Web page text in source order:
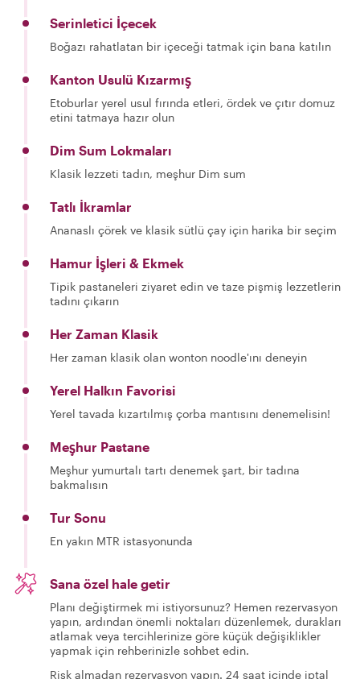
Serinletici İçecek
Boğazı rahatlatan bir içeceği tatmak için bana katılın
Kanton Usulü Kızarmış
Etoburlar yerel usul fırında etleri, ördek ve çıtır domuz
etini tatmaya hazır olun
Dim Sum Lokmaları
Klasik lezzeti tadın, meşhur Dim sum
Tatlı İkramlar
Ananaslı çörek ve klasik sütlü çay için harika bir seçim
Hamur İşleri & Ekmek
Tipik pastaneleri ziyaret edin ve taze pişmiş lezzetlerin
tadını çıkarın
Her Zaman Klasik
Her zaman klasik olan wonton noodle'ını deneyin
Yerel Halkın Favorisi
Yerel tavada kızartılmış çorba mantısını denemelisin!
Meşhur Pastane
Meşhur yumurtalı tartı denemek şart, bir tadına
bakmalısın
Tur Sonu
En yakın MTR istasyonunda
Sana özel hale getir
Planı değiştirmek mi istiyorsunuz? Hemen rezervasyon
yapın, ardından önemli noktaları düzenlemek, durakları
atlamak veya tercihlerinize göre küçük değişiklikler
yapmak için rehberinizle sohbet edin.
Risk almadan rezervasyon yapın. 24 saat içinde iptal